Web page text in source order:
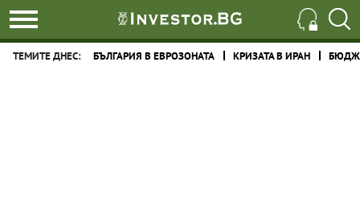
ТЕМИТЕ ДНЕС: БЪЛГАРИЯ В ЕВРОЗОНАТА КРИЗАТА В ИРАН